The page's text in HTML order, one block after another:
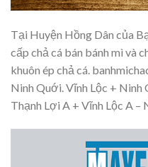
Tại Huyện Hồng Dân của
cấp chả cá bán bánh mì và
khuôn ép chả cá.
Ninh Quới. Vĩnh Lộc + Ninh
Thạnh Lợi A + Vĩnh Lộc A –